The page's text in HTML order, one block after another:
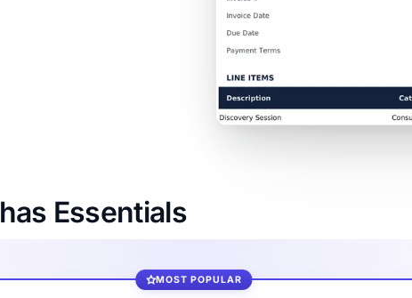
Essentials
MOST POPULAR